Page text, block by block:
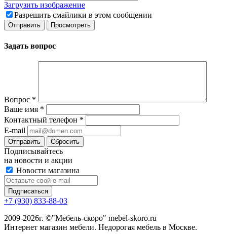
Загрузить изображение
Разрешить смайлики в этом сообщении
Задать вопрос
Вопрос *
Ваше имя *
Контактный телефон *
E-mail
Сбросить
Подписывайтесь
на новости и акции
Новости магазина
+7 (930) 833-88-03
2009-2026г. ©"Мебель-скоро" mebel-skoro.ru
Интернет магазин мебели. Недорогая мебель в Москве.